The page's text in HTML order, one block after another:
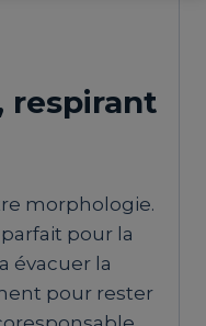
respirant
morphologie.
pour la
évacuer la
pour rester